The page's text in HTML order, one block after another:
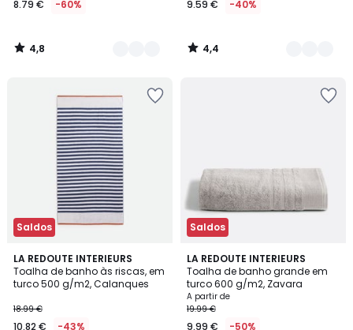
partir
8.79
€
desconto
aplicado.
8.79 € -60%
4,8
/
9.59 € -40%
4,4
/
Saldos
LA REDOUTE INTERIEURS
Toalha de banho às riscas, em
turco 500 g/m2, Calanques
18.99 €
10.82 € -43%
4,1
/ 5
Saldos
LA REDOUTE INTERIEURS
Toalha de banho grande em
turco 600 g/m2, Zavara
A partir de
19.99 €
9.99 € -50%
4,4
/ 5
18
Cores